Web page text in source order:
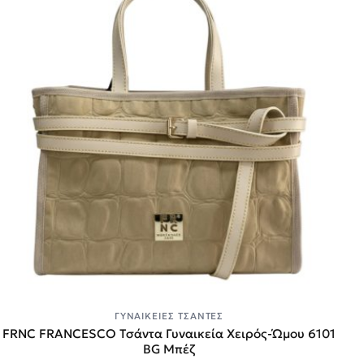
ΓΥΝΑΙΚΕΊΕΣ ΤΣΆΝΤΕΣ
FRNC FRANCESCO Τσάντα Γυναικεία Χειρός-Ώμου 6101
BG Μπέζ